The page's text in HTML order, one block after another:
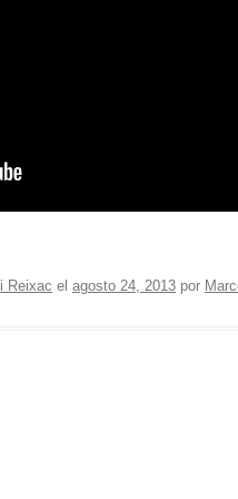
Reixac el agosto 24, 2013 por